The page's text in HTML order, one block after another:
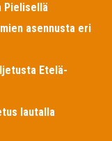
Pielisellä
asennusta eri
Etelä-
lautalla